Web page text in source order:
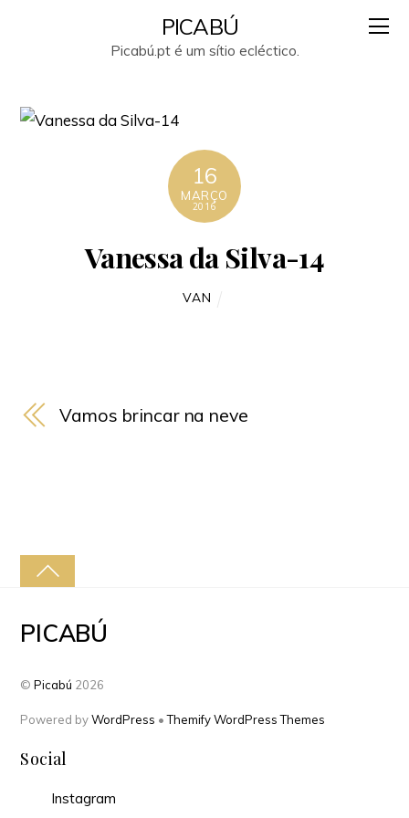
PICABÚ
Picabú.pt é um sítio ecléctico.
16
MARÇO
2016
Vanessa da Silva-14
VAN
Vamos brincar na neve
PICABÚ
©Picabú 2026
Powered byWordPress •Themify WordPress Themes
Social
Instagram